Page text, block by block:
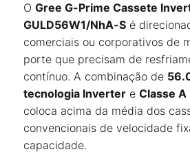
O Gree G-Prime Cassete
GULD56W1/NhA-S é
comerciais ou corporativos de
porte que precisam de
contínuo. A combinação de
tecnologia Inverter e Classe A
coloca acima da média dos
convencionais de velocidade
capacidade.